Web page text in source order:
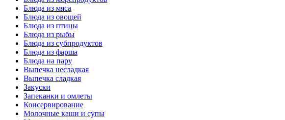
Блюда из мяса
Блюда из овощей
Блюда из птицы
Блюда из рыбы
Блюда из субпродуктов
Блюда из фарша
Блюда на пару
Выпечка несладкая
Выпечка сладкая
Закуски
Запеканки и омлеты
Консервирование
Молочные каши и супы